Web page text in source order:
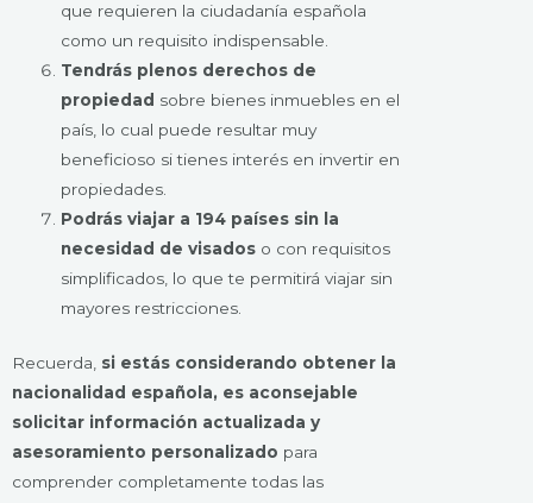
que requieren la ciudadanía española
como un requisito indispensable.
Tendrás plenos derechos de
propiedad sobre bienes inmuebles en el
país, lo cual puede resultar muy
beneficioso si tienes interés en invertir en
propiedades.
Podrás viajar a 194 países sin la
necesidad de visados o con requisitos
simplificados, lo que te permitirá viajar sin
mayores restricciones.
Recuerda, si estás considerando obtener la
nacionalidad española, es aconsejable
solicitar información actualizada y
asesoramiento personalizado para
comprender completamente todas las